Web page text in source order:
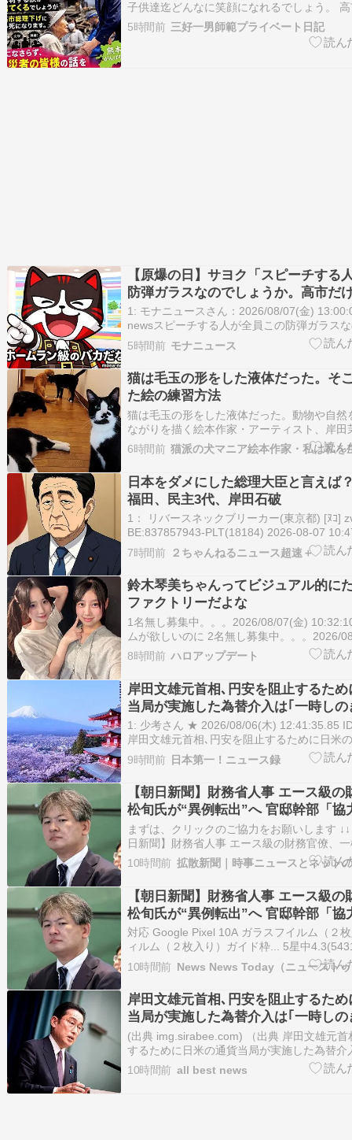
子供達迄どんなに笑顔になれるでしょう。
れ???????????? そして熊本の被災地訪問
す。これは小野寺さんの印象操作が酷いで
だったのか？ 衆議院選挙で消費税減税を掲
5時間前 三好一男師範プライベート日記
【原爆の日】サヨク「スピーチする
防弾ガラスなのでしょうか。高市だ
の恥晒し者です」→石破茂も防弾ガ
てました
1: モナニュースさん：2026/08/07(金)
newsスピーチする人が全員この防弾ガラス
高市だけなら、天下の恥晒し者です。
— 中野彰子 (@Toki2199r) August …
5時間前 モナニュース
猫は毛玉の形をした液体だった。そ
た絵の練習方法
猫は毛玉の形をした液体だった。動物や自然
ながりを描く絵本作家・アーティスト、岸田
はこんな人=プロフィール ） ……いきなり何
だと思われるかもしれないけど、猫と暮らし
狭…
6時間前 猫派の犬マニア絵本作家・私は私を
日本をダメにした総理大臣と言えば
福田、民主3代、岸田石破
1： リバースネックブリーカー(東京都) [ﾇｺ]
BE:837857943-PLT(18184) 2026-08-07
sssp://img.5ch.io/ico/u_utyuu.gif 《戦後80年
理」「最低の総理」ランキン…
7時間前 ２ちゃんねるニュース超速＋
鈴木琴美ちゃんってビジュアル的に
ファクトリーだよな
1名無し募集中。。。2026/08/07(金)
ムが欲しいのに 2名無し募集中。。。2026/
10:32:54.67 ■ハロプロ研修生 吉田 光里 服
青木 優奈 根本 花凛 宮﨑 理帆 大野 愛莉 樋
8時間前 ハロアップデート
岸田文雄元首相､円安を阻止するた
当局が実施した為替介入は｢一時し
い｣との認識を示す
1: 少考さん ★ 2026/08/06(木) 12:41:35.85
岸田文雄元首相､円安を阻止するために日米
施した為替介入は｢一時しのぎに過ぎない｣と
東洋経済 […]
9時間前 日本第一！ニュース録
【朝日新聞】財務省人事 エース級の
松旬氏が“異例転出”へ 官邸幹部「協
た」➾ ネット「緊縮・増税派にとっ
だろ」「岸田政権で『増税請負人』
た奴だな」「財務省のエース＝国民
まずは、クリックのご協力をお願いします
日新聞】財務省人事 エース級の財務官僚、
転出”へ 官邸幹部「協力的でなかった」 7日
省人事が波紋を呼んでいる。将来の次官候補
10時間前 拡散新聞｜時事ニュースとネット
【朝日新聞】財務省人事 エース級の
松旬氏が“異例転出”へ 官邸幹部「協
た」
対応 Google Pixel 10A ガラスフイルム（２
ィルム（２枚入り）ガイド枠... 5星中
(2026年8月6日 23:51 GMT +09:00 時点 - 詳
および発送可能時期は表示された日付/時刻
10時間前 News News Today（ニュースト
岸田文雄元首相､円安を阻止するた
当局が実施した為替介入は｢一時し
い｣との認識を示す [少考さん★]
(出典 img.sirabee.com) （出典 岸田文雄元首
するために日米の通貨当局が実施した為替介
ぎに過ぎない｣との認識を示す [少考さん★]
：2026/08/06(木) 09:41:17.69
10時間前 all best news